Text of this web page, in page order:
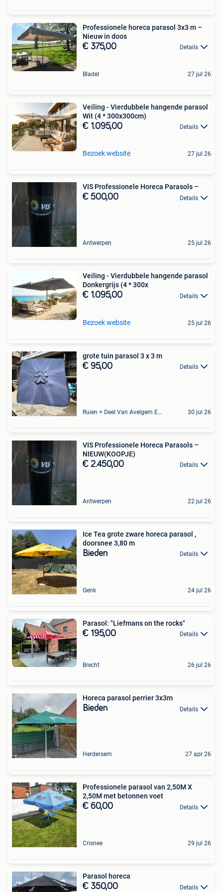
Professionele horeca parasol 3x3 m –
Nieuw in doos
€ 375,00 Details
Bladel 27 jul 26
Veiling - Vierdubbele hangende parasol
Wit (4 * 300x300cm)
€ 1.095,00 Details
Bezoek website 27 jul 26
VIS Professionele Horeca Parasols –
€ 500,00 Details
Antwerpen 25 jul 26
Veiling - Vierdubbele hangende parasol
Donkergrijs (4 * 300x
€ 1.095,00 Details
Bezoek website 25 jul 26
grote tuin parasol 3 x 3 m
€ 95,00 Details
Ruien + Deel Van Avelgem En Waarmaarde 30 jul 26
VIS Professionele Horeca Parasols –
NIEUW(KOOPJE)
€ 2.450,00 Details
Antwerpen 22 jul 26
Ice Tea grote zware horeca parasol ,
doorsnee 3,80 m
Bieden Details
Genk 24 jul 26
Parasol: "Liefmans on the rocks"
€ 195,00 Details
Brecht 26 jul 26
Horeca parasol perrier 3x3m
Bieden Details
Herdersem 27 apr 26
Professionele parasol van 2,50M X
2,50M met betonnen voet
€ 60,00 Details
Crisnee 29 jul 26
Parasol horeca
€ 350,00 Details